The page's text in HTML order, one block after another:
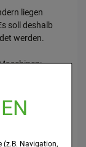
(z.B. Navigation,
liegen
soll deshalb
werden.
mit